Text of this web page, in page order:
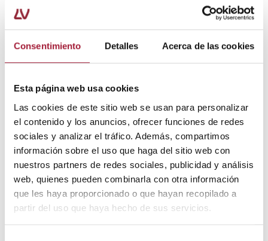
Consentimiento Detalles Acerca de las cookies
Esta página web usa cookies
Las cookies de este sitio web se usan para personalizar
el contenido y los anuncios, ofrecer funciones de redes
sociales y analizar el tráfico. Además, compartimos
información sobre el uso que haga del sitio web con
nuestros partners de redes sociales, publicidad y análisis
web, quienes pueden combinarla con otra información
que les haya proporcionado o que hayan recopilado a
partir del uso que haya hecho de sus servicios.
El fisioterapeuta puede aplicar distintas técnicas para
combatir el dolor de las contracturas en la espalda y las
cambios en el estilo de vida que eviten que estas
contracturas musculares se cronifiquen.
Cómo prevenir las contracturas
musculares en la espalda
Para prevenir las contracturas en la espalda, es
importante adoptar hábitos que mantengan los
músculos fuertes y evitaruna sobrecarga en las